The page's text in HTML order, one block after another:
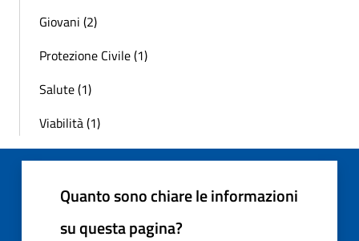
Giovani (2)
Protezione Civile (1)
Salute (1)
Viabilità (1)
Quanto sono chiare le informazioni
su questa pagina?